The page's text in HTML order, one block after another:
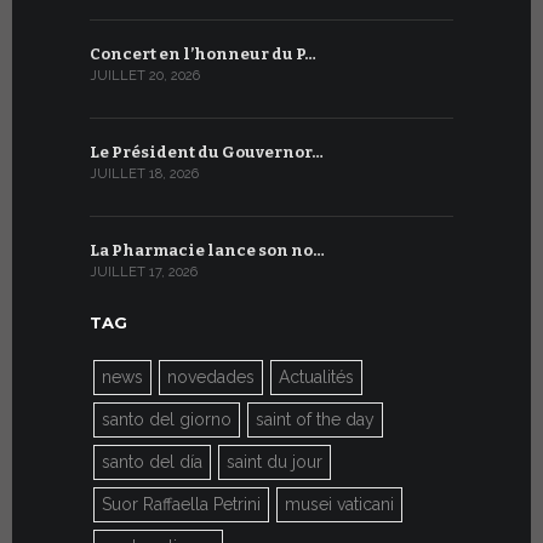
Concert en l’honneur du P…
JUILLET 20, 2026
Le Président du Gouvernor…
JUILLET 18, 2026
La Pharmacie lance son no…
JUILLET 17, 2026
TAG
news novedades Actualités
santo del giorno saint of the day
santo del día saint du jour
Suor Raffaella Petrini musei vaticani